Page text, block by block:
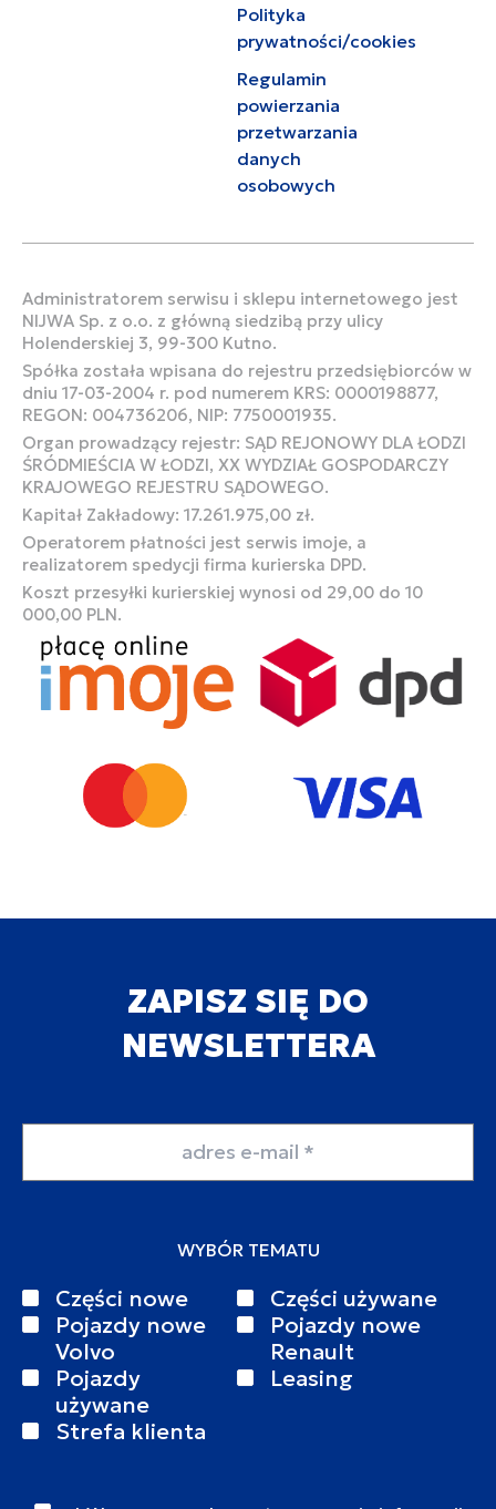
Polityka
prywatności/cookies
Regulamin
powierzania
przetwarzania
danych
osobowych
Administratorem serwisu i sklepu internetowego jest
NIJWA Sp. z o.o. z główną siedzibą przy ulicy
Holenderskiej 3, 99-300 Kutno.
Spółka została wpisana do rejestru przedsiębiorców w
dniu 17-03-2004 r. pod numerem KRS: 0000198877,
REGON: 004736206, NIP: 7750001935.
Organ prowadzący rejestr: SĄD REJONOWY DLA ŁODZI
ŚRÓDMIEŚCIA W ŁODZI, XX WYDZIAŁ GOSPODARCZY
KRAJOWEGO REJESTRU SĄDOWEGO.
Kapitał Zakładowy: 17.261.975,00 zł.
Operatorem płatności jest serwis imoje, a
realizatorem spedycji firma kurierska DPD.
Koszt przesyłki kurierskiej wynosi od 29,00 do 10
000,00 PLN.
ZAPISZ SIĘ DO
NEWSLETTERA
WYBÓR TEMATU
Części nowe
Części używane
Pojazdy nowe
Volvo
Pojazdy nowe
Renault
Pojazdy
używane
Leasing
Strefa klienta